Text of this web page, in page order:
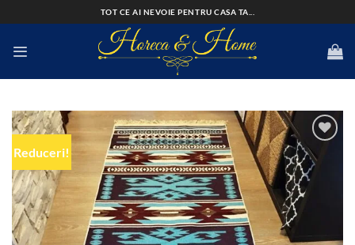
to
TOT CE AI NEVOIE PENTRU CASA TA...
Reduceri!
Add to
wishlist